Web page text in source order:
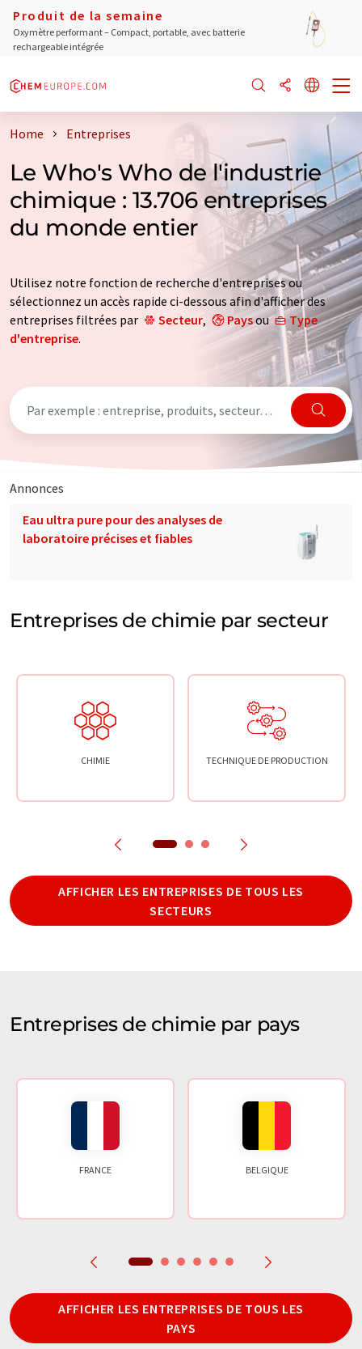
Produit de la semaine
Oxymètre performant – Compact, portable, avec batterie
rechargeable intégrée
Home Entreprises
Le Who's Who de l'industrie
chimique : 13.706 entreprises
du monde entier
Utilisez notre fonction de recherche d'entreprises ou
sélectionnez un accès rapide ci-dessous afin d'afficher des
entreprises filtrées par
Secteur, Paysou
Type
d'entreprise.
Annonces
Eau ultra pure pour des analyses de
laboratoire précises et fiables
Entreprises de chimie par secteur
CHIMIE TECHNIQUE DE PRODUCTION
AFFICHER LES ENTREPRISES DE TOUS LES
SECTEURS
Entreprises de chimie par pays
FRANCE BELGIQUE
AFFICHER LES ENTREPRISES DE TOUS LES
PAYS